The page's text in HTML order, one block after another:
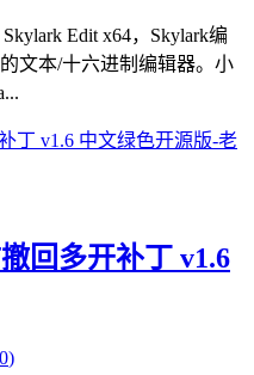
Edit x64，Skylark编
文本/十六进制编辑器。小
回多开补丁 v1.6
0)